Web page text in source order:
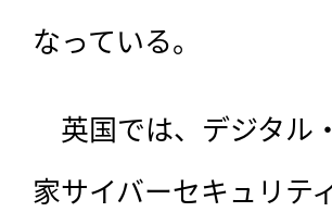
なっている。
英国では、デジタル
家サイバーセキュリテ